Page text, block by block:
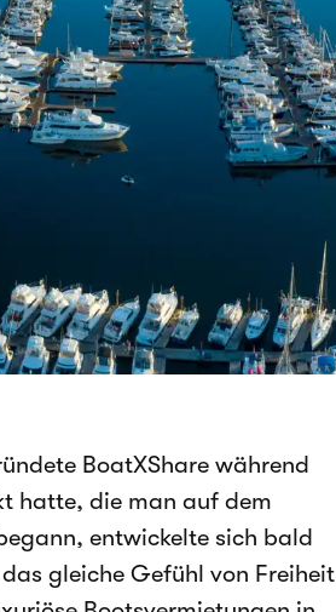
BoatXShare während
hatte, die man auf dem
entwickelte sich bald
gleiche Gefühl von Freiheit